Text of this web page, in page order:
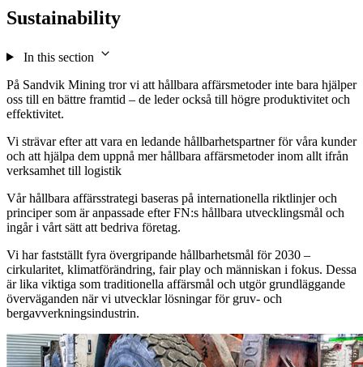
Sustainability
In this section
På Sandvik Mining tror vi att hållbara affärsmetoder inte bara hjälper
oss till en bättre framtid – de leder också till högre produktivitet och
effektivitet.
Vi strävar efter att vara en ledande hållbarhetspartner för våra kunder
och att hjälpa dem uppnå mer hållbara affärsmetoder inom allt ifrån
verksamhet till logistik
Vår hållbara affärsstrategi baseras på internationella riktlinjer och
principer som är anpassade efter FN:s hållbara utvecklingsmål och
ingår i vårt sätt att bedriva företag.
Vi har fastställt fyra övergripande hållbarhetsmål för 2030 –
cirkularitet, klimatförändring, fair play och människan i fokus. Dessa
är lika viktiga som traditionella affärsmål och utgör grundläggande
överväganden när vi utvecklar lösningar för gruv- och
bergavverkningsindustrin.